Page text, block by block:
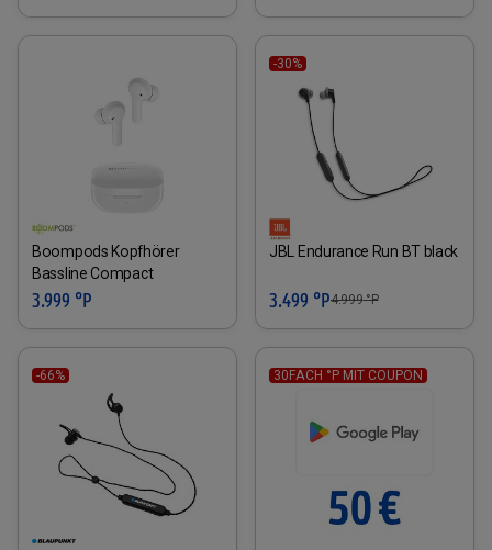
Boompods Kopfhörer
Bassline Compact
3.999 °P
-30%
JBL Endurance Run BT black
3.499 °P4.999°P
-66% 30FACH °P MIT COUPON